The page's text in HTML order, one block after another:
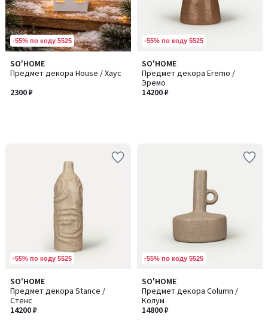
-55% по коду 5525
SO'HOME
Предмет декора House / Хаус
2300 ₽
-55% по коду 5525
SO'HOME
Предмет декора Eremo /
Эремо
14200 ₽
-55% по коду 5525
SO'HOME
Предмет декора Stance /
Стенс
14200 ₽
-55% по коду 5525
SO'HOME
Предмет декора Column /
Колум
14800 ₽